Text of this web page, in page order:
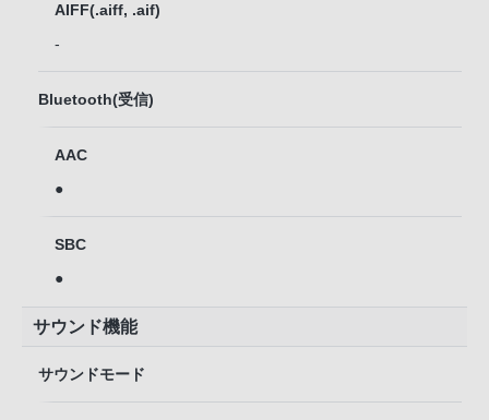
AIFF(.aiff, .aif)
-
Bluetooth(受信)
AAC
●
SBC
●
サウンド機能
サウンドモード